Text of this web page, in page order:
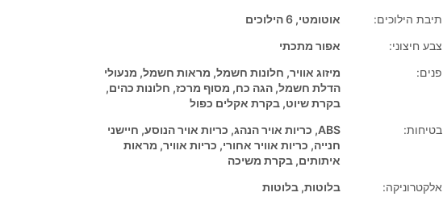
תיבת הילוכים:
אוטומטי, 6 הילוכים
צבע חיצוני:
אפור מתכתי
פנים:
מיזוג אוויר, חלונות חשמל, מראות חשמל, מנעולי
הדלת חשמל, הגה כח, מסוף מרכז, חלונות כהים,
בקרת שיוט, בקרת אקלים כפול
בטיחות:
ABS, כריות אויר הנהג, כריות אויר הנוסע, חיישני
חנייה, כריות אוויר אחורי, כריות אוויר, מראות
איתותים, בקרת משיכה
אלקטרוניקה:
בלוטות, בלוטות